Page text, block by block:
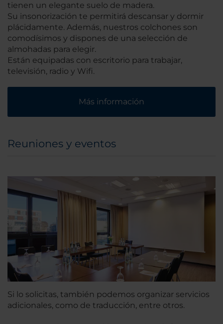
tienen un elegante suelo de madera.
Su insonorización te permitirá descansar y dormir
plácidamente. Además, nuestros colchones son
comodísimos y dispones de una selección de
almohadas para elegir.
Están equipadas con escritorio para trabajar,
televisión, radio y Wifi.
Más información
Reuniones y eventos
Si lo solicitas, también podemos organizar servicios
adicionales, como de traducción, entre otros.